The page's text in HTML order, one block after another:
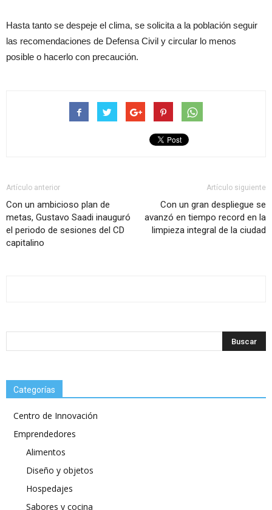
Hasta tanto se despeje el clima, se solicita a la población seguir
las recomendaciones de Defensa Civil y circular lo menos
posible o hacerlo con precaución.
Artículo anterior
Con un ambicioso plan de
metas, Gustavo Saadi inauguró
el periodo de sesiones del CD
capitalino
Artículo siguiente
Con un gran despliegue se
avanzó en tiempo record en la
limpieza integral de la ciudad
Categorías
Centro de Innovación
Emprendedores
Alimentos
Diseño y objetos
Hospedajes
Sabores y cocina